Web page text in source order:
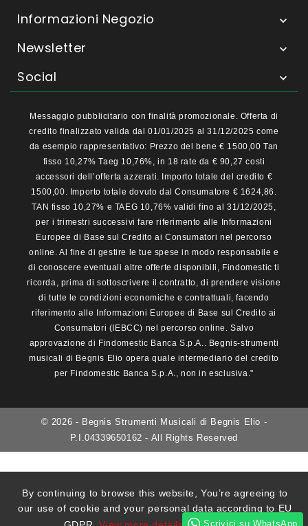
Informazioni Negozio 
Newsletter 
Social 
By continuing to browse this website, You’re agreeing to
our use of cookie and your personal data according to EU
Messaggio pubblicitario con finalità promozionale. Offerta di
credito finalizzato valida dal 01/01/2025 al 31/12/2025 come
da esempio rappresentativo: Prezzo del bene € 1500,00 Tan
fisso 10,27% Taeg 10,76%, in 18 rate da € 90,27 costi
accessori dell’offerta azzerati. Importo totale del credito €
1500,00. Importo totale dovuto dal Consumatore € 1624,86.
TAN fisso 10,27% e TAEG 10,76% validi fino al 31/12/2025,
per i trimestri successivi fare riferimento alle Informazioni
Europee di Base sul Credito ai Consumatori nel percorso
online. Al fine di gestire le tue spese in modo responsabile e
di conoscere eventuali altre offerte disponibili, Findomestic ti
ricorda, prima di sottoscrivere il contratto, di prendere visione
di tutte le condizioni economiche e contrattuali, facendo
riferimento alle Informazioni Europee di Base sul Credito ai
Consumatori (IEBCC) nel percorso online. Salvo
approvazione di Findomestic Banca S.p.A.. Begnis-strumenti
musicali di Begnis Elio opera quale intermediario del credito
per Findomestic Banca S.p.A., non in esclusiva."
© 2026 - Begnis Strumenti Musicali di Begnis Elio -
P.I.04339650162 - All Rights Reserved
Scrivici su WhatsApp